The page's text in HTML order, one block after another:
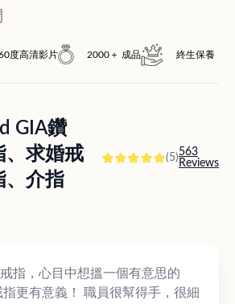
度高清影片 2000＋ 成品 終生保養
GIA鑽
、求婚戒
、介指
(5)563
Reviews
指，心目中想搵一個有意思的
指更有意義！ 職員很幫得手，很細